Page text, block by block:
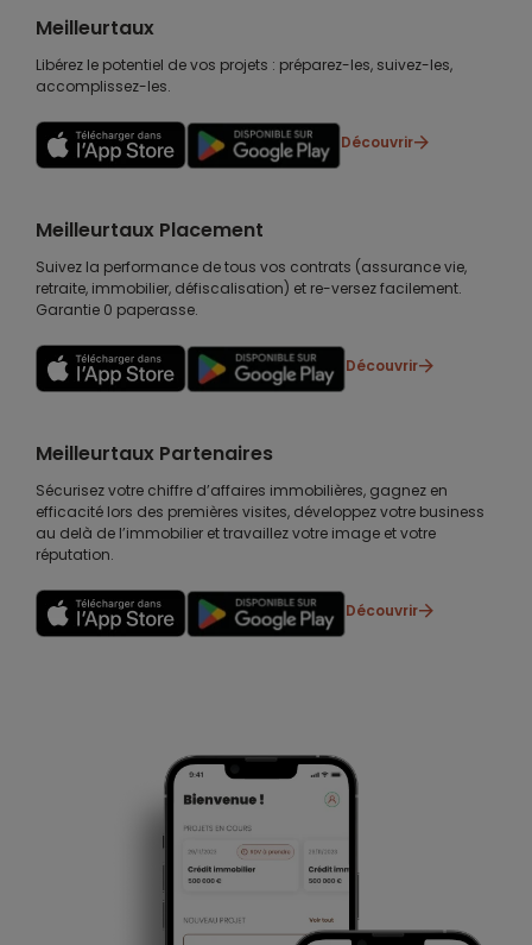
Meilleurtaux
Libérez le potentiel de vos projets : préparez-les, suivez-les,
accomplissez-les.
Découvrir
Meilleurtaux Placement
Suivez la performance de tous vos contrats (assurance vie,
retraite, immobilier, défiscalisation) et re-versez facilement.
Garantie 0 paperasse.
Découvrir
Meilleurtaux Partenaires
Sécurisez votre chiffre d’affaires immobilières, gagnez en
efficacité lors des premières visites, développez votre business
au delà de l’immobilier et travaillez votre image et votre
réputation.
Découvrir